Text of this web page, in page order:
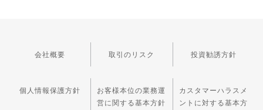
会社概要 取引のリスク 投資勧誘方針
個人情報保護方針
お客様本位の業務運
営に関する基本方針
カスタマーハラスメ
ントに対する基本方